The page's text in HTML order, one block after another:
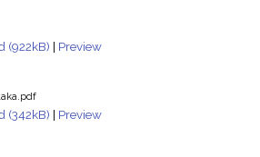
(922kB) | Preview
(342kB) | Preview